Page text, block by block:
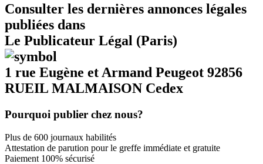
Consulter les dernières annonces légales
publiées dans
Le Publicateur Légal (Paris)
1 rue Eugène et Armand Peugeot 92856
RUEIL MALMAISON Cedex
Pourquoi publier chez nous?
Plus de 600 journaux habilités
Attestation de parution pour le greffe immédiate et gratuite
Paiement 100% sécurisé